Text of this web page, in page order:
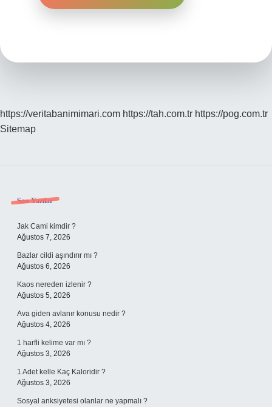
https://veritabanimimari.com https://tah.com.tr https://pog.com.tr
Sitemap
Sidebar
Son Yazılar
Jak Cami kimdir ?
Ağustos 7, 2026
Bazlar cildi aşındırır mı ?
Ağustos 6, 2026
Kaos nereden izlenir ?
Ağustos 5, 2026
Ava giden avlanır konusu nedir ?
Ağustos 4, 2026
1 harfli kelime var mı ?
Ağustos 3, 2026
1 Adet kelle Kaç Kaloridir ?
Ağustos 3, 2026
Sosyal anksiyetesi olanlar ne yapmalı ?